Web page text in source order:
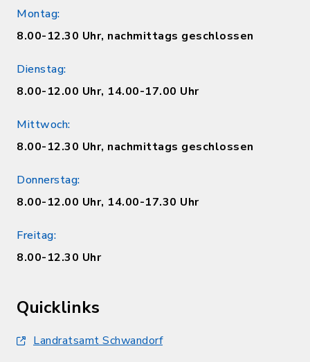
Montag:
8.00-12.30 Uhr, nachmittags geschlossen
Dienstag:
8.00-12.00 Uhr, 14.00-17.00 Uhr
Mittwoch:
8.00-12.30 Uhr, nachmittags geschlossen
Donnerstag:
8.00-12.00 Uhr, 14.00-17.30 Uhr
Freitag:
8.00-12.30 Uhr
Quicklinks
Landratsamt Schwandorf